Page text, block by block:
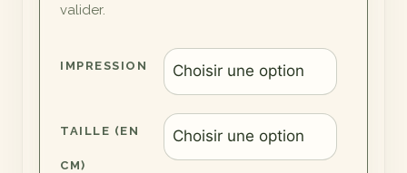
valider.
IMPRESSION
TAILLE (EN
CM)